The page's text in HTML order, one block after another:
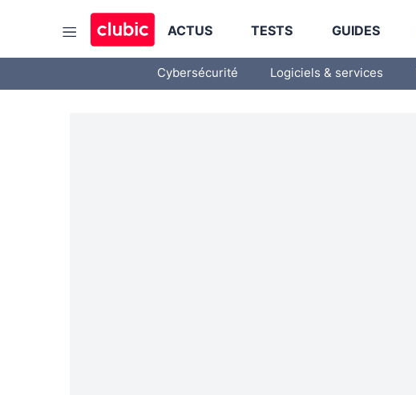
ACTUS TESTS GUIDES
Cybersécurité Logiciels & services